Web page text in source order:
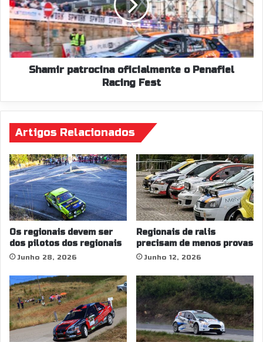
Penafiel
Racing
Fest
Shamir patrocina oficialmente o Penafiel
Racing Fest
Artigos Relacionados
Os regionais devem ser
dos pilotos dos regionais
Junho 28, 2026
Regionais de ralis
precisam de menos provas
Junho 12, 2026